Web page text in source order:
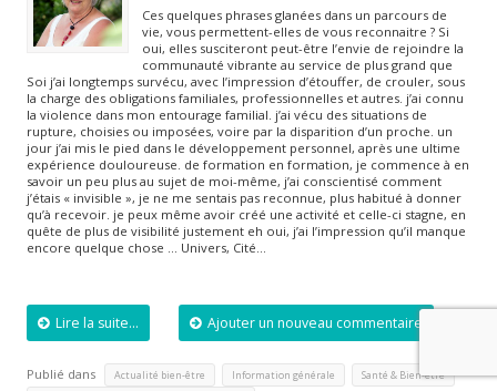
Ces quelques phrases glanées dans un parcours de
vie, vous permettent-elles de vous reconnaitre ? Si
oui, elles susciteront peut-être l’envie de rejoindre la
communauté vibrante au service de plus grand que
Soi j’ai longtemps survécu, avec l’impression d’étouffer, de crouler, sous
la charge des obligations familiales, professionnelles et autres. j’ai connu
la violence dans mon entourage familial. j’ai vécu des situations de
rupture, choisies ou imposées, voire par la disparition d’un proche. un
jour j’ai mis le pied dans le développement personnel, après une ultime
expérience douloureuse. de formation en formation, je commence à en
savoir un peu plus au sujet de moi-même, j’ai conscientisé comment
j’étais « invisible », je ne me sentais pas reconnue, plus habitué à donner
qu’à recevoir. je peux même avoir créé une activité et celle-ci stagne, en
quête de plus de visibilité justement eh oui, j’ai l’impression qu’il manque
encore quelque chose … Univers, Cité…
Lire la suite... Ajouter un nouveau commentaire
Publié dans Actualité bien-être Information générale Santé & Bien-être ,